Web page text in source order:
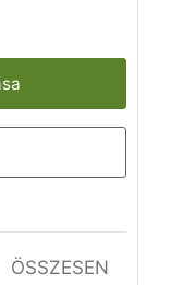
ÖSSZESEN